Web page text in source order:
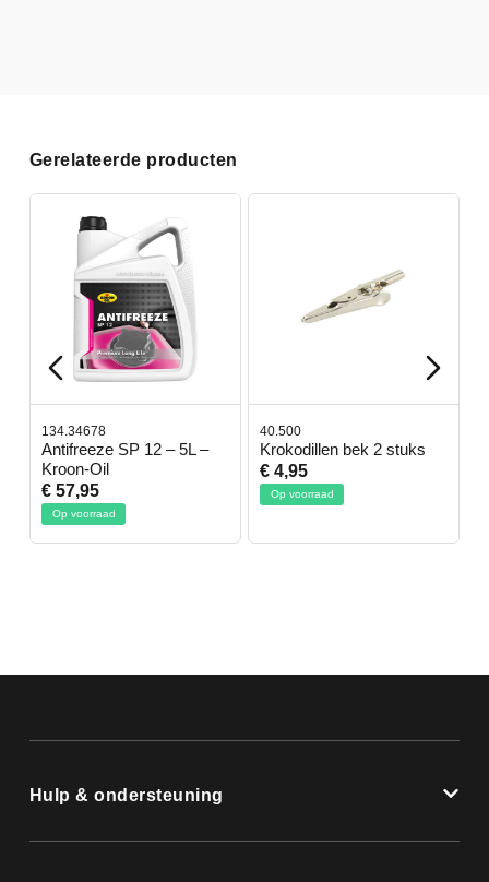
Gerelateerde producten
SP 12 – 5L –
Oil
voorraad
Krokodillen bek 2 stuks
Op voorraad
Hulp & ondersteuning